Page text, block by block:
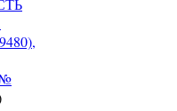
№